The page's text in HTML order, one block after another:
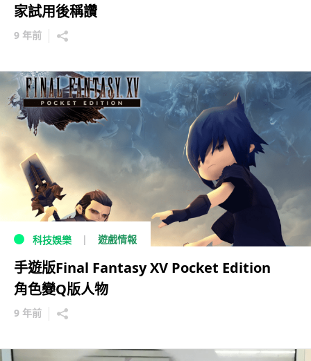
家試用後稱讚
9 年前
科技娛樂 遊戲情報
手遊版Final Fantasy XV Pocket Edition
角色變Q版人物
9 年前